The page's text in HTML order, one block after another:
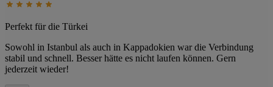
Perfekt für die Türkei
Sowohl in Istanbul als auch in Kappadokien war die Verbindung
stabil und schnell. Besser hätte es nicht laufen können. Gern
jederzeit wieder!